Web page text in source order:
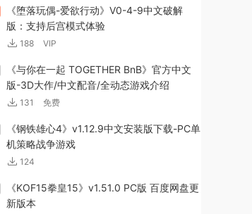
《堕落玩偶-爱欲行动》V0-4-9中文破解
版：支持后宫模式体验
188 VIP
《与你在一起 TOGETHER BnB》官方中文
版-3D大作/中文配音/全动态游戏介绍
131 免费
《钢铁雄心4》v1.12.9中文安装版下载-PC单
机策略战争游戏
124
《KOF15拳皇15》v1.51.0 PC版 百度网盘更
新版本